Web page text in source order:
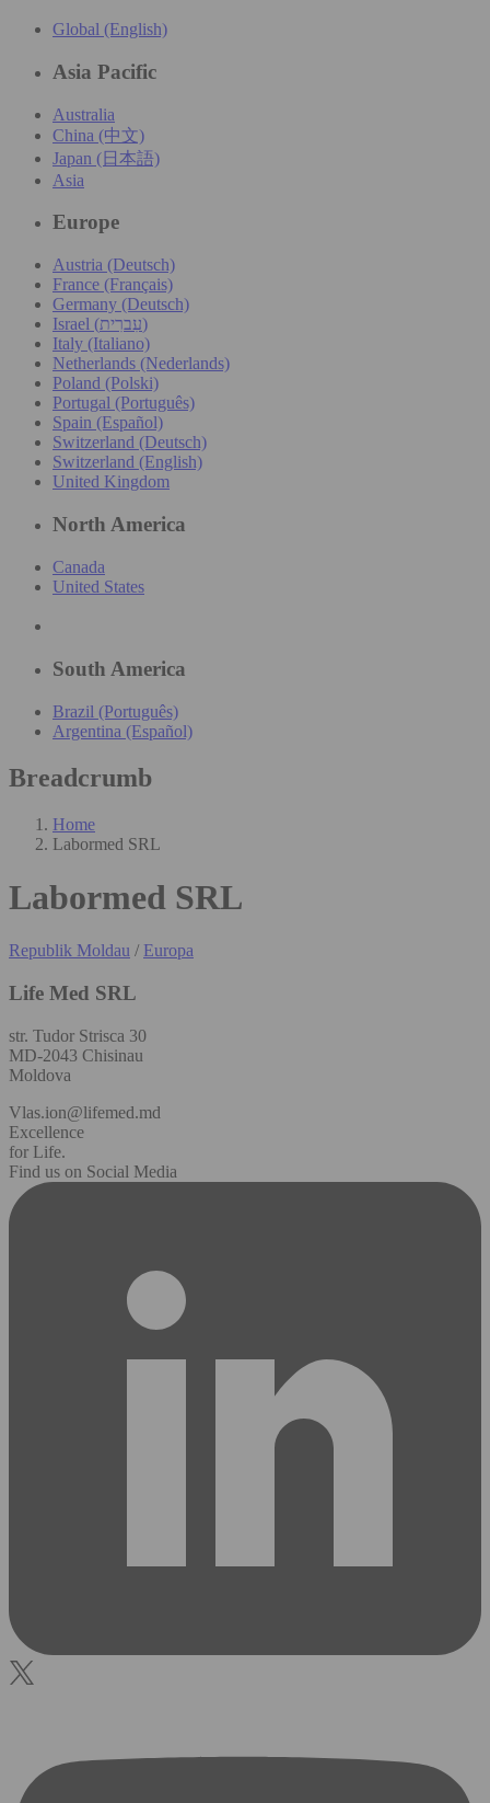
Global (English)
Asia Pacific
Australia
China (中文)
Japan (日本語)
Asia
Europe
Austria (Deutsch)
France (Français)
Germany (Deutsch)
Israel (עִברִית)
Italy (Italiano)
Netherlands (Nederlands)
Poland (Polski)
Portugal (Português)
Spain (Español)
Switzerland (Deutsch)
Switzerland (English)
United Kingdom
North America
Canada
United States
South America
Brazil (Português)
Argentina (Español)
Breadcrumb
Home
Labormed SRL
Labormed SRL
Republik Moldau / Europa
Life Med SRL
str. Tudor Strisca 30
MD-2043 Chisinau
Moldova
Vlas.ion@lifemed.md
Excellence
for Life.
Find us on Social Media